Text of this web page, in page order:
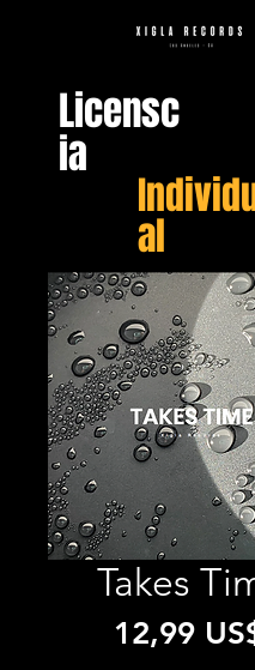
Licensc
ia
al
Takes
12,99